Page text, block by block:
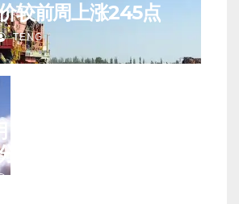
较前周上涨245点
TENG
日(周五)收涨12月合约
/磅
TENG